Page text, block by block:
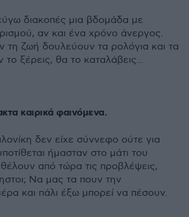
διακοπές μια βδομάδα με
αν και ένα χρόνο άνεργος.
τη ζωή δουλεύουν τα ρολόγια και τα
το ξέρεις, θα το καταλάβεις...
καιρικά φαινόμενα.
δεν είχε σύννεφο ούτε για
ήμασταν στο μάτι του
θέλουν από τώρα τις προβλέψεις,
Να μας τα πουν την
και πάλι έξω μπορεί να πέσουν.